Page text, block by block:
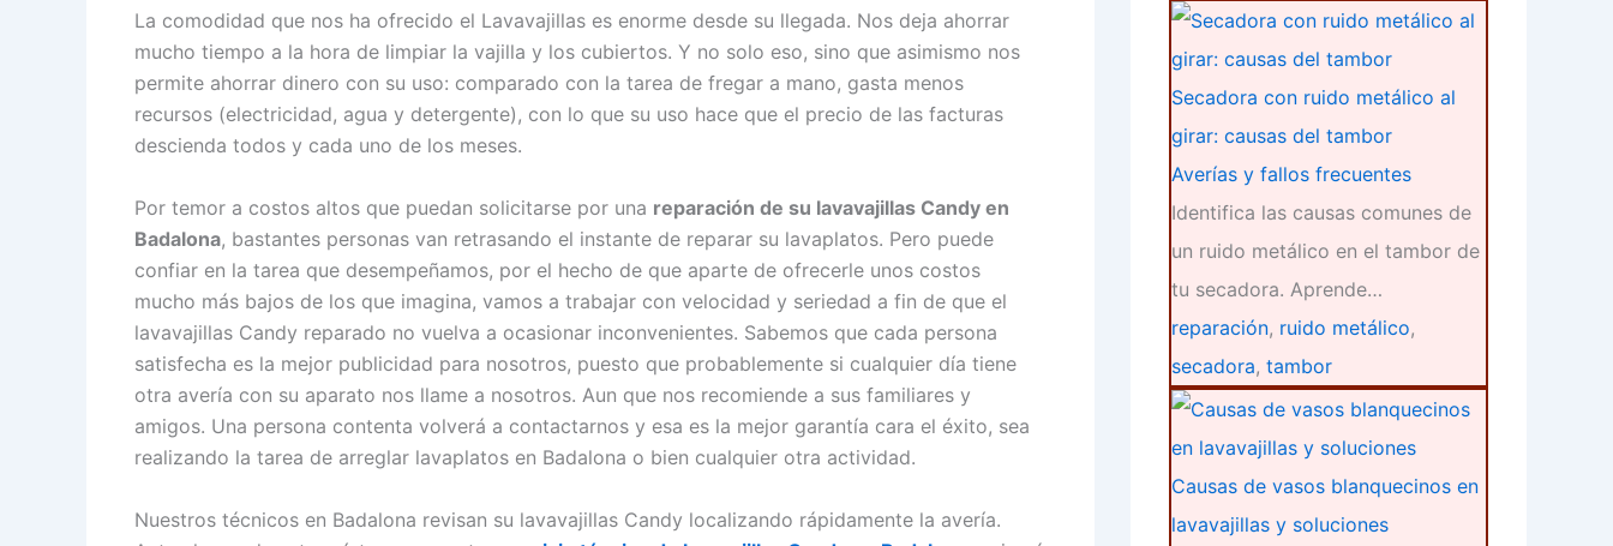
La comodidad que nos ha ofrecido el Lavavajillas es enorme desde su llegada. Nos deja ahorrar
mucho tiempo a la hora de limpiar la vajilla y los cubiertos. Y no solo eso, sino que asimismo nos
permite ahorrar dinero con su uso: comparado con la tarea de fregar a mano, gasta menos
recursos (electricidad, agua y detergente), con lo que su uso hace que el precio de las facturas
descienda todos y cada uno de los meses.
Por temor a costos altos que puedan solicitarse por una reparación de su lavavajillas Candy en
Badalona, bastantes personas van retrasando el instante de reparar su lavaplatos. Pero puede
confiar en la tarea que desempeñamos, por el hecho de que aparte de ofrecerle unos costos
mucho más bajos de los que imagina, vamos a trabajar con velocidad y seriedad a fin de que el
lavavajillas Candy reparado no vuelva a ocasionar inconvenientes. Sabemos que cada persona
satisfecha es la mejor publicidad para nosotros, puesto que probablemente si cualquier día tiene
otra avería con su aparato nos llame a nosotros. Aun que nos recomiende a sus familiares y
amigos. Una persona contenta volverá a contactarnos y esa es la mejor garantía cara el éxito, sea
realizando la tarea de arreglar lavaplatos en Badalona o bien cualquier otra actividad.
Nuestros técnicos en Badalona revisan su lavavajillas Candy localizando rápidamente la avería.
Secadora con ruido metálico al
girar: causas del tambor
Averías y fallos frecuentes
Identifica las causas comunes de
un ruido metálico en el tambor de
tu secadora. Aprende…
reparación, ruido metálico,
secadora, tambor
Causas de vasos blanquecinos en
lavavajillas y soluciones